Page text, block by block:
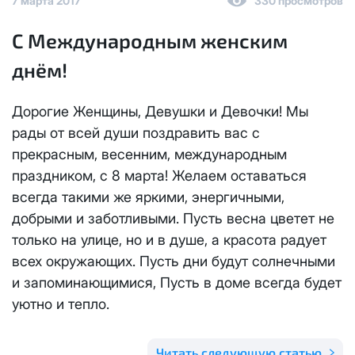
С Международным женским
днём!
Дорогие Женщины, Девушки и Девочки! Мы
рады от всей души поздравить вас с
прекрасным, весенним, международным
праздником, с 8 марта! Желаем оставаться
всегда такими же яркими, энергичными,
добрыми и заботливыми. Пусть весна цветет не
только на улице, но и в душе, а красота радует
всех окружающих. Пусть дни будут солнечными
и запоминающимися, Пусть в доме всегда будет
уютно и тепло.
Читать следующую статью
Телевидение
Аренда оборудования
Отправить
согласие на обработку персональных данных
соответствии с
КС 300
КС 500
НП30
НП50
НП100
Стандарт
Email*
Адрес подключения*
Отправить
Я даюсогласие на обработку персональных данныхв
соответствии сПолитикой в отношении обработки
персональных данных
Отправить
Я даюсогласие на обработку персональных данныхв
соответствии сПолитикой в отношении обработки
персональных данных
Выделение публичного IP адреса один раз
осуществляется бесплатно, за каждое
последующее выделение публичного IP адреса с
лицевого счета единовременно списывается